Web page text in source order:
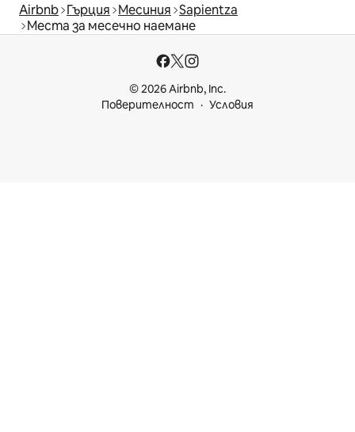
Airbnb Гърция Месиния Sapientza
Места за месечно наемане
© 2026 Airbnb, Inc.
Поверителност
Условия